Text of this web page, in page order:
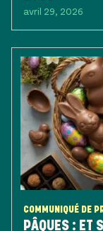
avril 29, 2026
COMMUNIQUÉ DE
PÂQUES : ET